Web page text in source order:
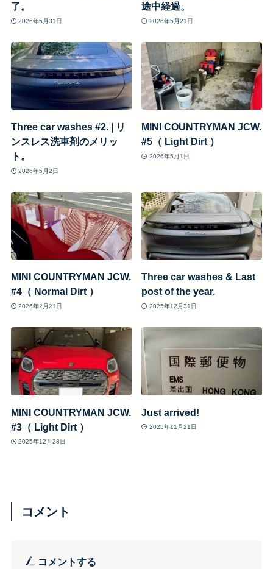
了。
2026年5月31日
途中経過。
2026年5月21日
Three car washes #2. | リ
ンスレス洗車剤のメリッ
ト。
2026年5月2日
MINI COUNTRYMAN JCW.
#5（ Light Dirt ）
2026年5月1日
MINI COUNTRYMAN JCW.
#4（ Normal Dirt ）
2026年2月21日
Three car washes & Last
post of the year.
2025年12月31日
MINI COUNTRYMAN JCW.
#3（ Light Dirt ）
2025年12月28日
Just arrived!
2025年11月21日
コメント
コメントする